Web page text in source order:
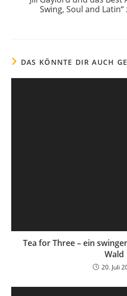
Swing, Soul and
DAS KÖNNTE DIR AUCH
Tea for Three – ein
Wald
20. Juli